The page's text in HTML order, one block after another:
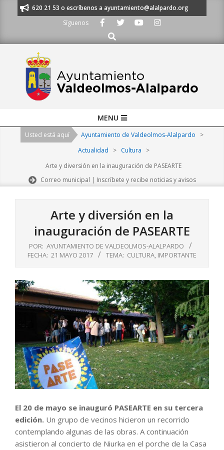
al 91 620 21 53 o escríbenos a ayuntamiento@alalpardo.org
Síguenos
Buscar
Navigation
MENU
Usted está aquí Ayuntamiento de Valdeolmos-Alalpardo
>
Actualidad
> Cultura
>
Arte y diversión en la inauguración de PASEARTE
Correo municipal | Inscríbete y recibe noticias y avisos
Arte y diversión en la
inauguración de PASEARTE
POR: AYUNTAMIENTO DE VALDEOLMOS-ALALPARDO
FECHA: 21 MAYO 2017 TEMA: CULTURA, IMPORTANTE
El 20 de mayo se inauguró PASEARTE en su tercera
edición. Un grupo de vecinos hicieron un recorrido
contemplando algunas de las obras. A continuación
asistieron al concierto de Niurka en el porche de la Casa